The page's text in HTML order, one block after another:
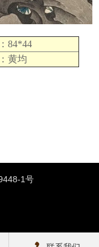
84*44
黄均
1号